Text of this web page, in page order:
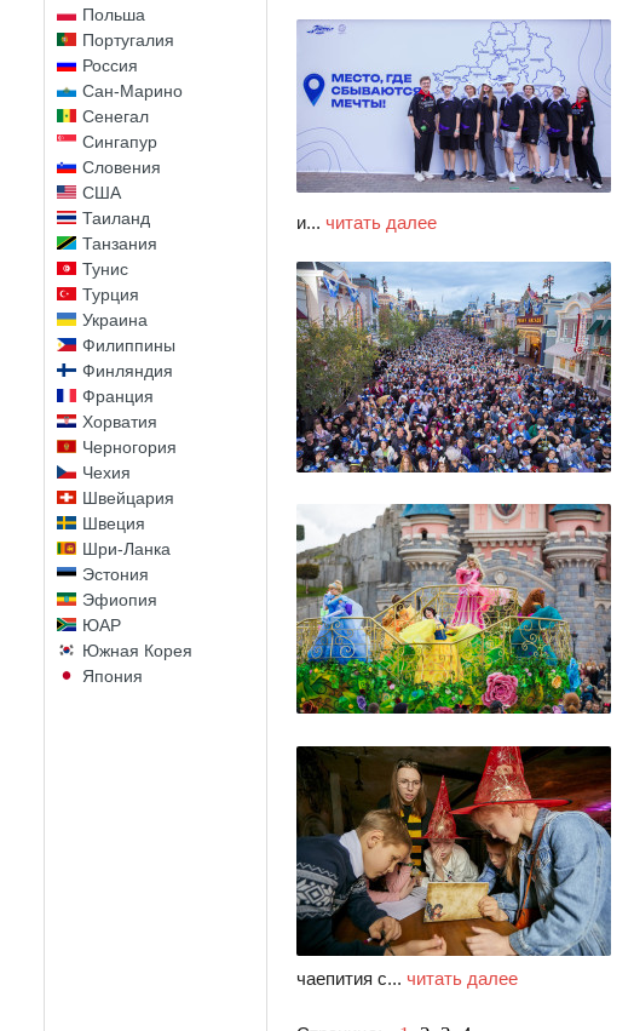
Польша
Португалия
Россия
Сан-Марино
Сенегал
Сингапур
Словения
США
Таиланд
Танзания
Тунис
Турция
Украина
Филиппины
Финляндия
Франция
Хорватия
Черногория
Чехия
Швейцария
Швеция
Шри-Ланка
Эстония
Эфиопия
ЮАР
Южная Корея
Япония
и... читать далее
чаепития с... читать далее